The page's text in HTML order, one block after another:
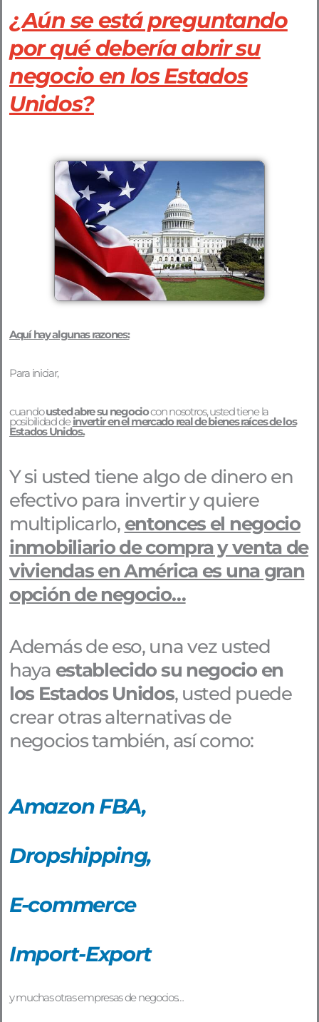
¿Aún se está preguntando
por qué debería abrir su
negocio en los Estados
Unidos?
Aquí hay algunas razones:
Para iniciar,
cuandousted abre su negociocon nosotros, usted tiene la
posibilidad deinvertir en el mercado real de bienes raíces de los
Estados Unidos.
Y si usted tiene algo de dinero en
efectivo para invertir y quiere
multiplicarlo, entonces el negocio
inmobiliario de compra y venta de
viviendas en América es una gran
opción de negocio…
Además de eso, una vez usted
haya establecido su negocio en
los Estados Unidos, usted puede
crear otras alternativas de
negocios también, así como:
Amazon FBA,
Dropshipping,
E-commerce
Import-Export
y muchas otras empresas de negocios…